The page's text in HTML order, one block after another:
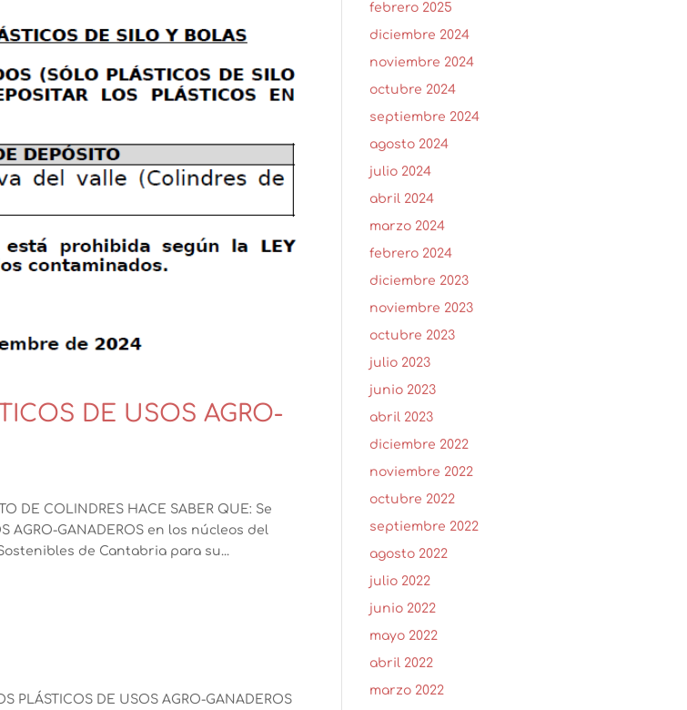
DE USOS AGRO-
DE COLINDRES HACE SABER QUE: Se
AGRO-GANADEROS en los núcleos del
de Cantabria para su...
PLÁSTICOS DE USOS AGRO-GANADEROS
febrero 2025
diciembre 2024
noviembre 2024
octubre 2024
septiembre 2024
agosto 2024
julio 2024
abril 2024
marzo 2024
febrero 2024
diciembre 2023
noviembre 2023
octubre 2023
julio 2023
junio 2023
abril 2023
diciembre 2022
noviembre 2022
octubre 2022
septiembre 2022
agosto 2022
julio 2022
junio 2022
mayo 2022
abril 2022
marzo 2022